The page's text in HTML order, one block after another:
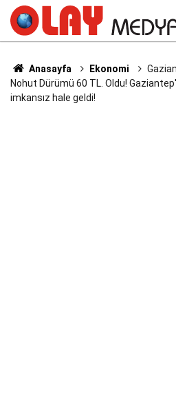
Anasayfa Ekonomi
Nohut Dürümü 60 TL. Oldu!
imkansız hale geldi!